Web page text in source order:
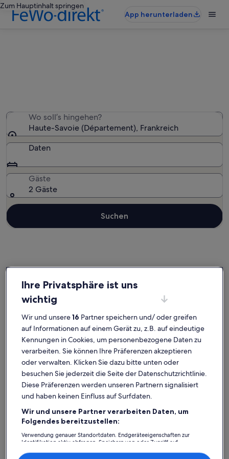
Zum Hauptinhalt springen
App herunterladen
Wo soll’s hingehen?
Haute-Savoie (Département), Frankreich
Daten
Gäste
2 Gäste
Suchen
Haute-Savoie (Département) – beliebte
Städte
Annecy Chamonix
Haute-Savoie: Entdecke
Ihre Privatsphäre ist uns
wichtig
Wir und unsere16 Partner speichern und/ oder greifen
auf Informationen auf einem Gerät zu, z.B. auf eindeutige
Kennungen in Cookies, um personenbezogene Daten zu
verarbeiten. Sie können Ihre Präferenzen akzeptieren
oder verwalten. Klicken Sie dazu bitte unten oder
besuchen Sie jederzeit die Seite der Datenschutzrichtlinie.
Diese Präferenzen werden unseren Partnern signalisiert
und haben keinen Einfluss auf Surfdaten.
Wir und unsere Partner verarbeiten Daten, um
Folgendes bereitzustellen:
Verwendung genauer Standortdaten. Endgeräteeigenschaften zur
Identifikation aktiv abfragen. Speichern von oder Zugriff auf
Inhalte, Messung von Werbeleistung und der Performance von Inhalten,